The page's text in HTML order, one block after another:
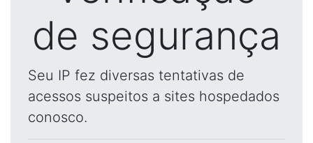
de segurança
Seu IP fez diversas tentativas de
acessos suspeitos a sites hospedados
conosco.